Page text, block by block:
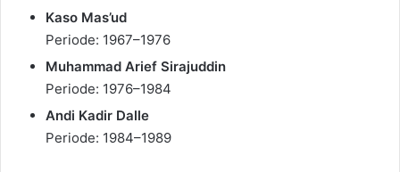
Kaso Mas’ud
Periode: 1967–1976
Muhammad Arief Sirajuddin
Periode: 1976–1984
Andi Kadir Dalle
Periode: 1984–1989